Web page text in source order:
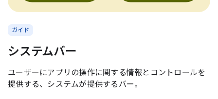
ガイド
システムバー
ユーザーにアプリの操作に関する情報とコントロールを
提供する、システムが提供するバー。